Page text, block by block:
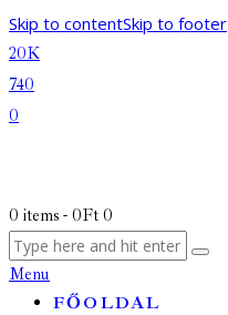
Skip to contentSkip to footer
20K
740
0
0 items - 0Ft 0
Menu
FŐOLDAL